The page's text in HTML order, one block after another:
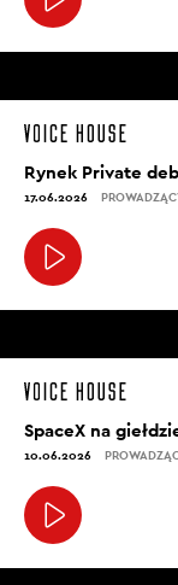
Rynek Private
17.06.2026
SpaceX na
10.06.2026